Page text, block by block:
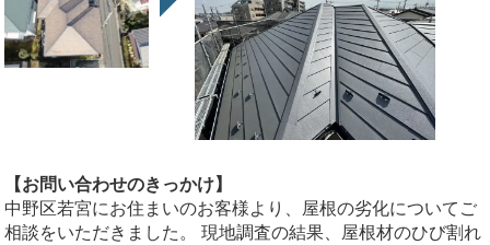
【お問い合わせのきっかけ】
中野区若宮にお住まいのお客様より、屋根の劣化についてご
相談をいただきました。 現地調査の結果、屋根材のひび割れ